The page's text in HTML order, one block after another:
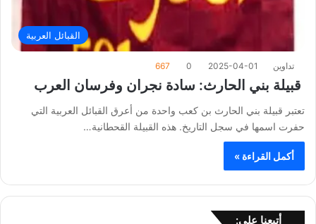
القبائل العربية
تداوين 2025-04-01
0
667
قبيلة بني الحارث: سادة نجران وفرسان العرب
تعتبر قبيلة بني الحارث بن كعب واحدة من أعرق القبائل العربية التي
حفرت اسمها في سجل التاريخ. هذه القبيلة القحطانية…
أكمل القراءة »
أتبعنا على: